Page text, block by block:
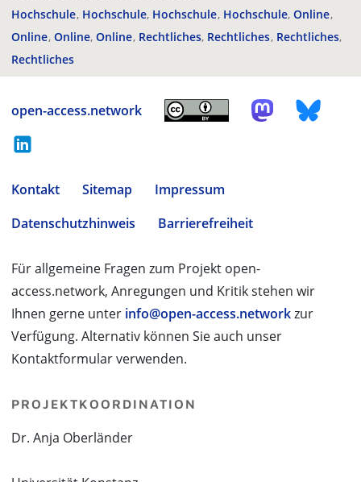
Hochschule Hochschule Hochschule Hochschule Online
Online Online Online Rechtliches Rechtliches Rechtliches
Rechtliches
open-access.network
Kontakt Sitemap
Impressum
Datenschutzhinweis
Barrierefreiheit
Für allgemeine Fragen zum Projekt open-
access.network, Anregungen und Kritik stehen wir
Ihnen gerne unter info@open-access.networkzur
Verfügung. Alternativ können Sie auch unser
Kontaktformular verwenden.
PROJEKTKOORDINATION
Dr. Anja Oberländer